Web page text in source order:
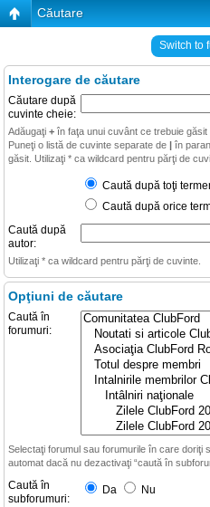
Căutare
Switch to
Interogare de căutare
Căutare după
cuvinte cheie:
Adăugaţi + în faţa unui cuvânt ce trebuie găsit
Puneţi o listă de cuvinte separate de | în
găsit. Utilizaţi * ca wildcard pentru părţi de
Caută după toţi
Caută după orice
Caută după
autor:
Utilizaţi * ca wildcard pentru părţi de cuvinte.
Opţiuni de căutare
Caută în
forumuri:
Selectaţi forumul sau forumurile în care doriţi
automat dacă nu dezactivaţi “caută în
Caută în
subforumuri:
Da Nu